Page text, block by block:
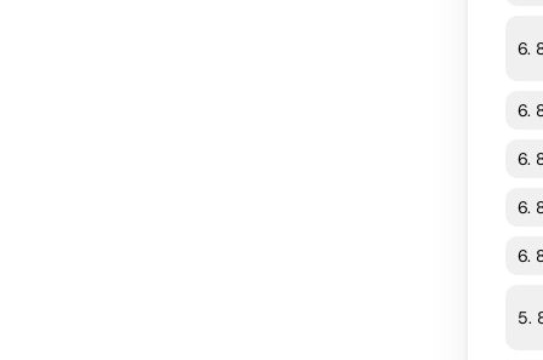
6.
6.
6.
6.
6.
5.